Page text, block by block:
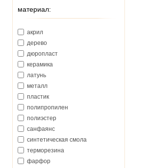
Primera (Италия)
RIHO (Чехия)
слив-перелив
шторка
материал:
акрил
дерево
дюропласт
керамика
латунь
металл
пластик
полипропилен
полиэстер
санфаянс
синтетическая смола
терморезина
фарфор